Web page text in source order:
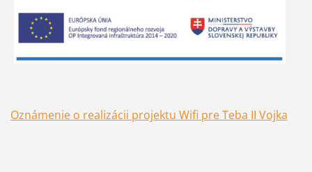
Oznámenie o realizácii projektu Wifi pre Teba II Vojka